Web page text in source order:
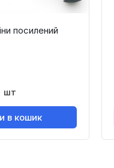
посилений
шт
в кошик